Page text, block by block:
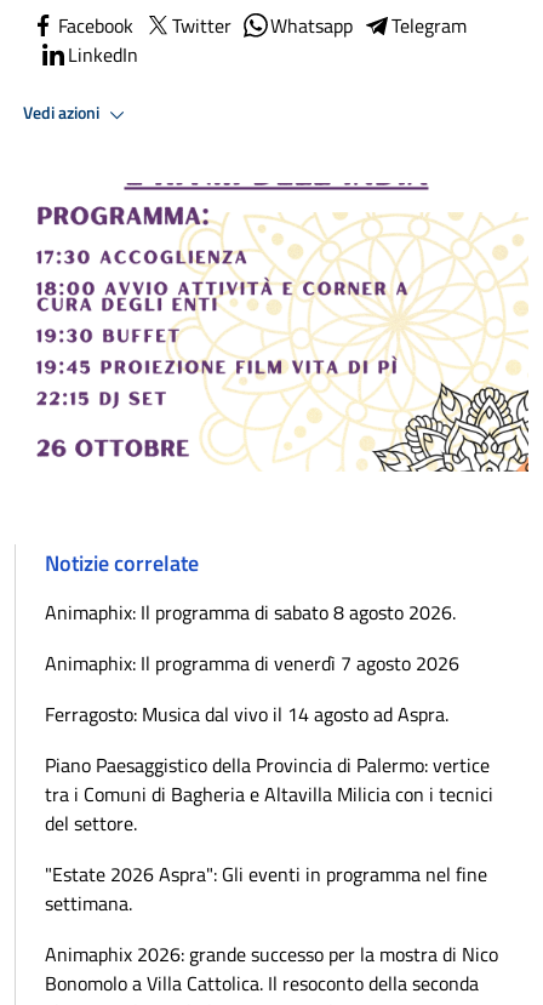
Facebook Twitter Whatsapp
Telegram
LinkedIn
Vedi azioni
Notizie correlate
Animaphix: Il programma di sabato 8 agosto 2026.
Animaphix: Il programma di venerdì 7 agosto 2026
Ferragosto: Musica dal vivo il 14 agosto ad Aspra.
Piano Paesaggistico della Provincia di Palermo: vertice
tra i Comuni di Bagheria e Altavilla Milicia con i tecnici
del settore.
"Estate 2026 Aspra": Gli eventi in programma nel fine
settimana.
Animaphix 2026: grande successo per la mostra di Nico
Bonomolo a Villa Cattolica. Il resoconto della seconda